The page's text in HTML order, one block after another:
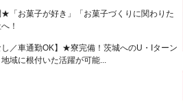
「お菓子が好き」「お菓子づくりに関わりた
！
し／車通勤OK】★寮完備！茨城へのU・Iターン
域に根付いた活躍が可能...